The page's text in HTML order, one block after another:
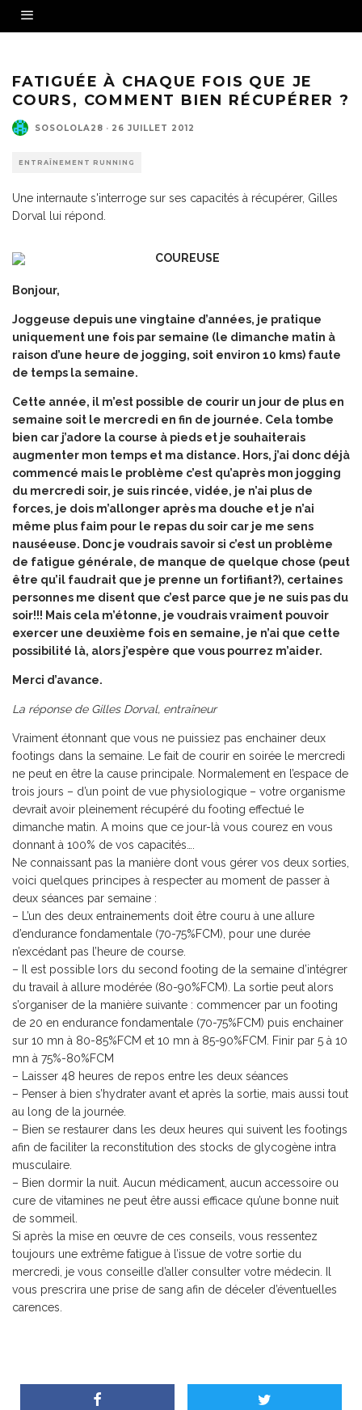
FATIGUÉE À CHAQUE FOIS QUE JE
COURS, COMMENT BIEN RÉCUPÉRER ?
SOSOLOLA28 · 26 JUILLET 2012
ENTRAÎNEMENT RUNNING
Une internaute s'interroge sur ses capacités à récupérer, Gilles
Dorval lui répond.
Bonjour,
Joggeuse depuis une vingtaine d’années, je pratique
uniquement une fois par semaine (le dimanche matin à
raison d’une heure de jogging, soit environ 10 kms) faute
de temps la semaine.
Cette année, il m’est possible de courir un jour de plus en
semaine soit le mercredi en fin de journée. Cela tombe
bien car j’adore la course à pieds et je souhaiterais
augmenter mon temps et ma distance. Hors, j’ai donc déjà
commencé mais le problème c’est qu’après mon jogging
du mercredi soir, je suis rincée, vidée, je n’ai plus de
forces, je dois m’allonger après ma douche et je n’ai
même plus faim pour le repas du soir car je me sens
nauséeuse. Donc je voudrais savoir si c’est un problème
de fatigue générale, de manque de quelque chose (peut
être qu’il faudrait que je prenne un fortifiant?), certaines
personnes me disent que c’est parce que je ne suis pas du
soir!!! Mais cela m’étonne, je voudrais vraiment pouvoir
exercer une deuxième fois en semaine, je n’ai que cette
possibilité là, alors j’espère que vous pourrez m’aider.
Merci d’avance.
La réponse de Gilles Dorval, entraîneur
Vraiment étonnant que vous ne puissiez pas enchainer deux
footings dans la semaine. Le fait de courir en soirée le mercredi
ne peut en être la cause principale. Normalement en l’espace de
trois jours – d’un point de vue physiologique – votre organisme
devrait avoir pleinement récupéré du footing effectué le
dimanche matin. A moins que ce jour-là vous courez en vous
donnant à 100% de vos capacités….
Ne connaissant pas la manière dont vous gérer vos deux sorties,
voici quelques principes à respecter au moment de passer à
deux séances par semaine :
– L’un des deux entrainements doit être couru à une allure
d’endurance fondamentale (70-75%FCM), pour une durée
n’excédant pas l’heure de course.
– Il est possible lors du second footing de la semaine d’intégrer
du travail à allure modérée (80-90%FCM). La sortie peut alors
s’organiser de la manière suivante : commencer par un footing
de 20 en endurance fondamentale (70-75%FCM) puis enchainer
sur 10 mn à 80-85%FCM et 10 mn à 85-90%FCM. Finir par 5 à 10
mn à 75%-80%FCM
– Laisser 48 heures de repos entre les deux séances
– Penser à bien s’hydrater avant et après la sortie, mais aussi tout
au long de la journée.
– Bien se restaurer dans les deux heures qui suivent les footings
afin de faciliter la reconstitution des stocks de glycogène intra
musculaire.
– Bien dormir la nuit. Aucun médicament, aucun accessoire ou
cure de vitamines ne peut être aussi efficace qu’une bonne nuit
de sommeil.
Si après la mise en œuvre de ces conseils, vous ressentez
toujours une extrême fatigue à l’issue de votre sortie du
mercredi, je vous conseille d’aller consulter votre médecin. Il
vous prescrira une prise de sang afin de déceler d’éventuelles
carences.